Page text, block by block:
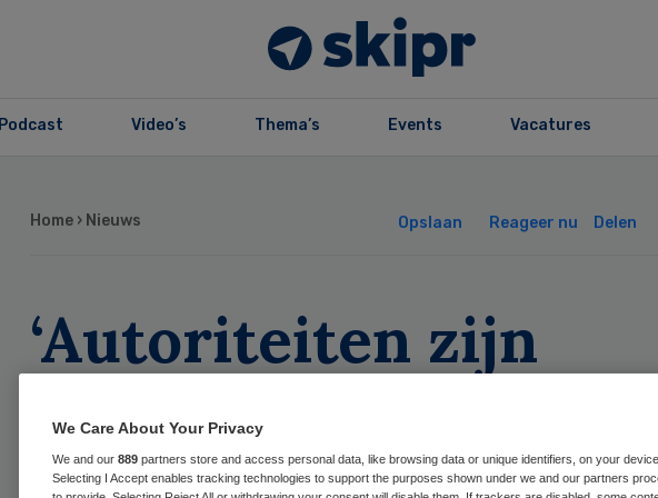
Podcast Video’s Thema’s Events Vacatures
Home › Nieuws Opslaan Reageer nu Delen
‘Autoriteiten zijn
ondergeschikt aan
belang patiënt’
We Care About Your Privacy
We and our 889 partners store and access personal data, like browsing data or unique identifiers, on your device.
Selecting I Accept enables tracking technologies to support the purposes shown under we and our partners